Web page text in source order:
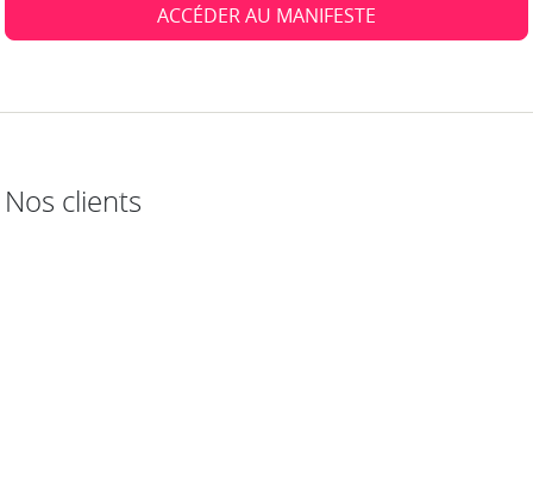
ACCÉDER AU MANIFESTE
Nos clients